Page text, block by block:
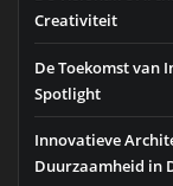
Creativiteit
De Toekomst van
Spotlight
Innovatieve
Duurzaamheid in